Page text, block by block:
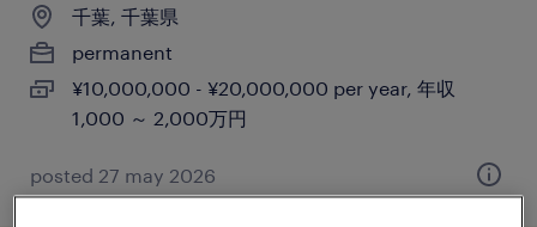
千葉, 千葉県
permanent
¥10,000,000 - ¥20,000,000 per year, 年収
1,000 ～ 2,000万円
posted 27 may 2026